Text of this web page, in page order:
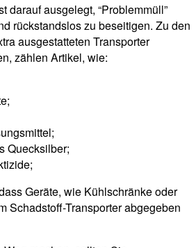
darauf ausgelegt, “Problemmüll”
rückstandslos zu beseitigen. Zu den
ausgestatteten Transporter
zählen Artikel, wie:
Quecksilber;
Geräte, wie Kühlschränke oder
Schadstoff-Transporter abgegeben